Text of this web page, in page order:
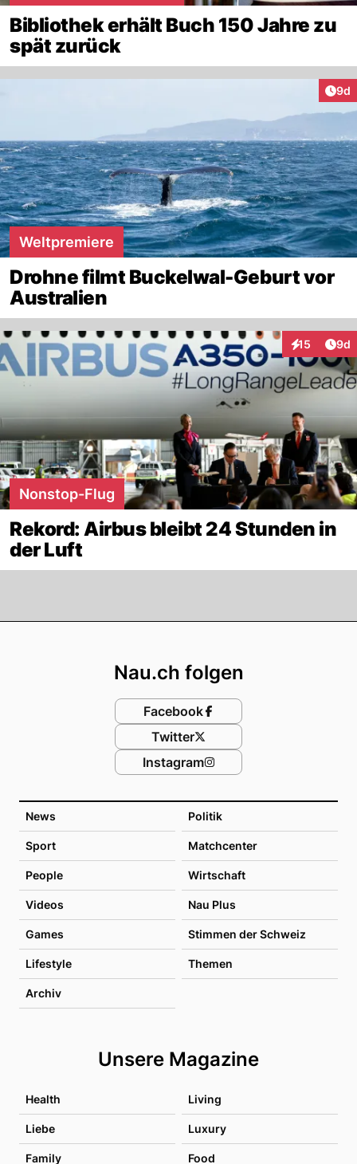
Bibliothek erhält Buch 150 Jahre zu
spät zurück
9d
Weltpremiere
Drohne filmt Buckelwal-Geburt vor
Australien
15
Interaktionen
9d
Nonstop-Flug
Rekord: Airbus bleibt 24 Stunden in
der Luft
News Politik
Sport Matchcenter
People Wirtschaft
Videos Nau Plus
Games Stimmen der Schweiz
Lifestyle Themen
Archiv
Unsere Magazine
Health Living
Liebe Luxury
Family Food
Nau.ch folgen
Facebook
Twitter
Instagram